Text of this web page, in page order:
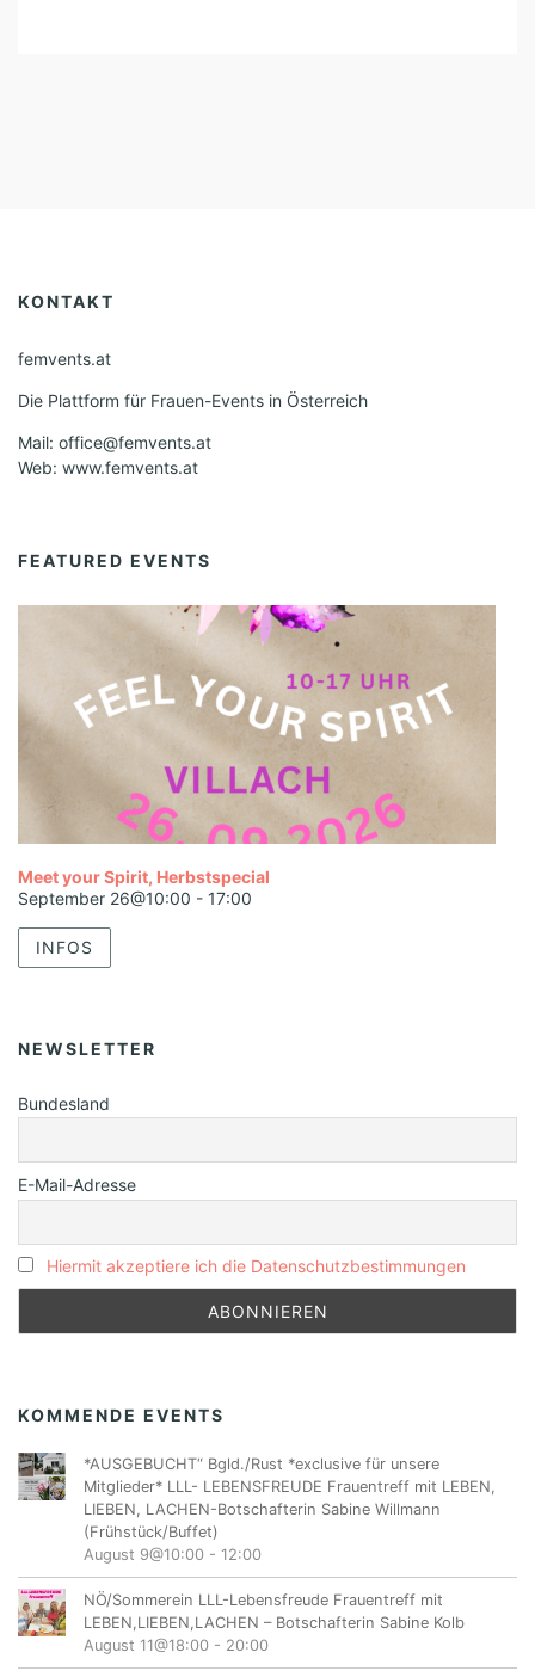
KONTAKT
femvents.at
Die Plattform für Frauen-Events in Österreich
Mail: office@femvents.at
Web: www.femvents.at
FEATURED EVENTS
Meet your Spirit, Herbstspecial
September 26@10:00 - 17:00
INFOS
NEWSLETTER
Bundesland
E-Mail-Adresse
Hiermit akzeptiere ich die Datenschutzbestimmungen
KOMMENDE EVENTS
*AUSGEBUCHT“ Bgld./Rust *exclusive für unsere
Mitglieder* LLL- LEBENSFREUDE Frauentreff mit LEBEN,
LIEBEN, LACHEN-Botschafterin Sabine Willmann
(Frühstück/Buffet)
August 9@10:00 - 12:00
NÖ/Sommerein LLL-Lebensfreude Frauentreff mit
LEBEN,LIEBEN,LACHEN – Botschafterin Sabine Kolb
August 11@18:00 - 20:00